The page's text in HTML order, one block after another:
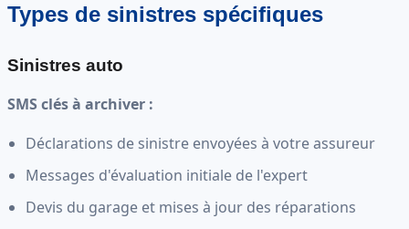
Types de sinistres spécifiques
Sinistres auto
SMS clés à archiver :
Déclarations de sinistre envoyées à votre assureur
Messages d'évaluation initiale de l'expert
Devis du garage et mises à jour des réparations